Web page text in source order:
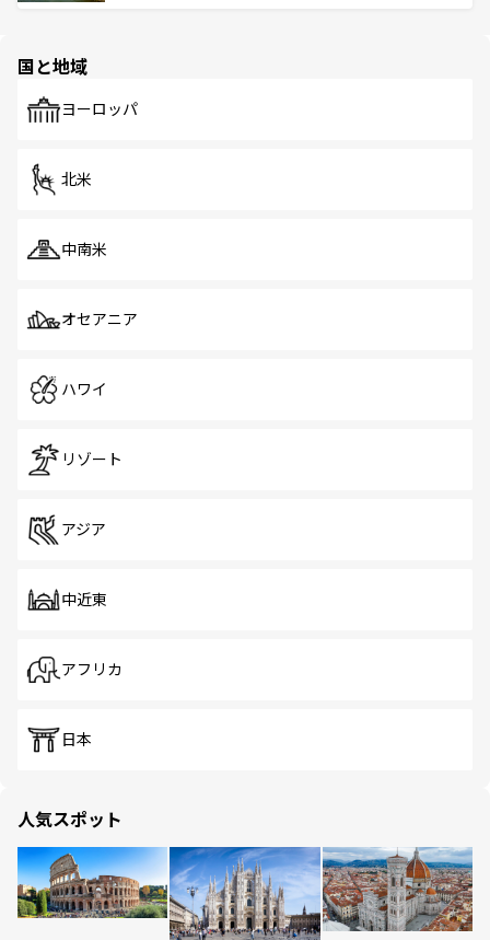
で、ホーカーズは地元の風情を楽しめる外せないスポット
国と地域
ヨーロッパ
北米
中南米
オセアニア
ハワイ
リゾート
アジア
中近東
アフリカ
日本
人気スポット